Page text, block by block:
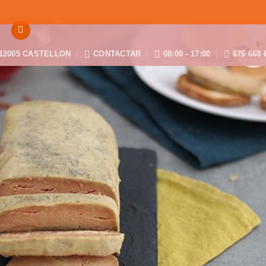
12005 CASTELLON CONTACTAR 08:00 - 17:00 676 668